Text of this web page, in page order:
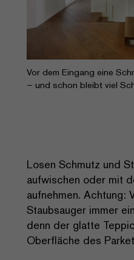
Vor dem Eingang eine
– und schon bleibt viel
Losen Schmutz und
aufwischen oder mit
aufnehmen. Achtung:
Staubsauger immer
denn der glatte
Oberfläche des